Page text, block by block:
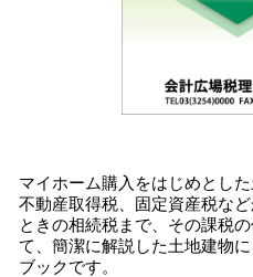
マイホーム購入をはじめとし
不動産取得税、固定資産税な
ときの相続税まで、その課税
て、簡潔に解説した土地建物
ブックです。